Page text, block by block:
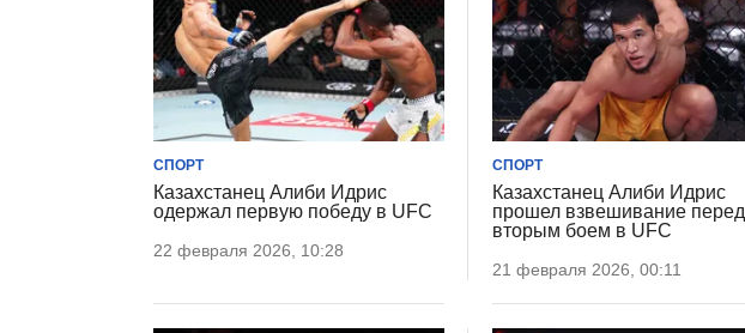
СПОРТ
Казахстанец Алиби Идрис
одержал первую победу в UFC
22 февраля 2026, 10:28
СПОРТ
Казахстанец Алиби Идрис
прошел взвешивание перед
вторым боем в UFC
21 февраля 2026, 00:11